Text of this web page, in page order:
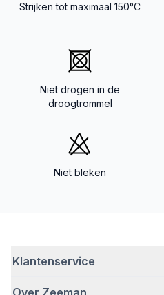
Strijken tot maximaal 150°C
Niet drogen in de
droogtrommel
Niet bleken
Klantenservice
Over Zeeman